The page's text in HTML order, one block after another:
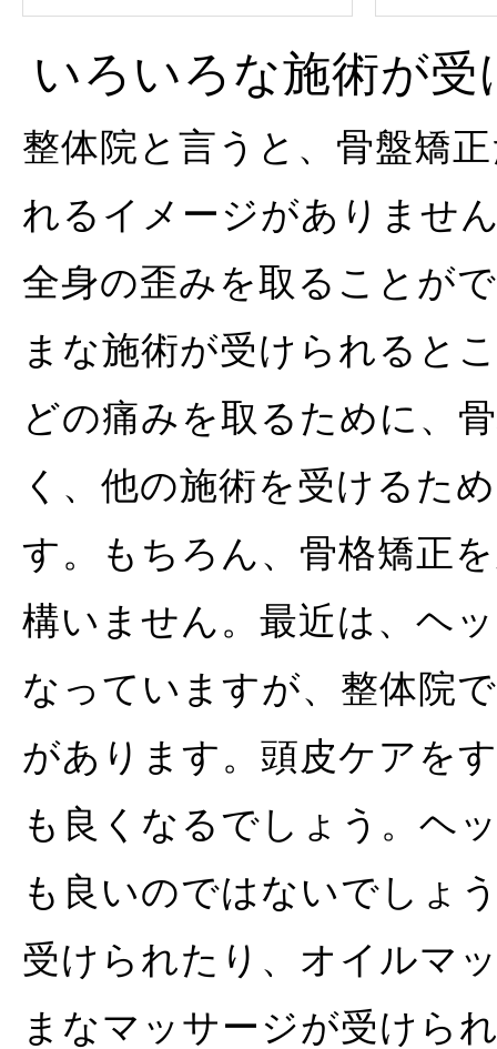
いろいろな施術が
整体院と言うと、骨盤矯
れるイメージがありませ
全身の歪みを取ることが
まな施術が受けられると
どの痛みを取るために、
く、他の施術を受けるた
す。もちろん、骨格矯正
構いません。最近は、ヘ
なっていますが、整体院
があります。頭皮ケアを
も良くなるでしょう。ヘ
も良いのではないでしょ
受けられたり、オイルマ
まなマッサージが受けら